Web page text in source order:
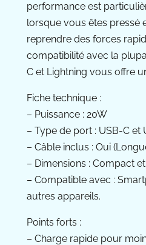
performance est
lorsque vous êtes pressé
reprendre des forces
compatibilité avec la
C et Lightning vous offre
Fiche technique :
– Puissance : 20W
– Type de port : USB-C et
– Câble inclus : Oui
– Dimensions : Compact
– Compatible avec :
autres appareils.
Points forts :
– Charge rapide pour